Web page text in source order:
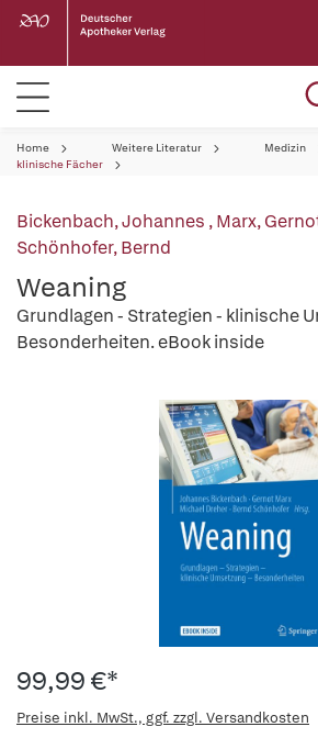
Home Weitere Literatur
Medizin
klinische Fächer
Bickenbach, Johannes ,Marx,
Schönhofer, Bernd
Weaning
Grundlagen - Strategien - klinische
Besonderheiten. eBook inside
99,99 €*
Preise inkl. MwSt., ggf. zzgl. Versandkosten